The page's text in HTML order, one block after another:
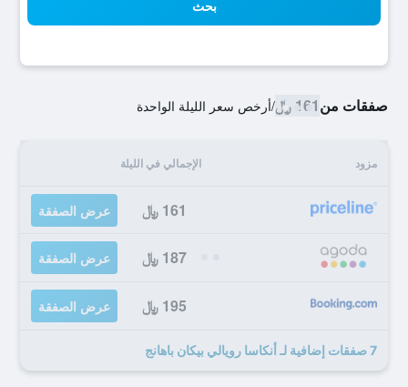
بحث
صفقات من161 ﷼ /أرخص سعر الليلة الواحدة
مزود الإجمالي في الليلة
161 ﷼ عرض الصفقة
187 ﷼ عرض الصفقة
195 ﷼ عرض الصفقة
7 صفقات إضافية لـ أنكاسا رويالي بيكان باهانج